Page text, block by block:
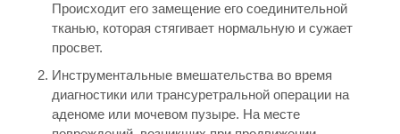
Происходит его замещение его соединительной
тканью, которая стягивает нормальную и сужает
просвет.
Инструментальные вмешательства во время
диагностики или трансуретральной операции на
аденоме или мочевом пузыре. На месте